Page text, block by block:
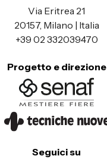
Via Eritrea 21
20157, Milano | Italia
+39 02 332039470
Progetto e direzione
Seguici su